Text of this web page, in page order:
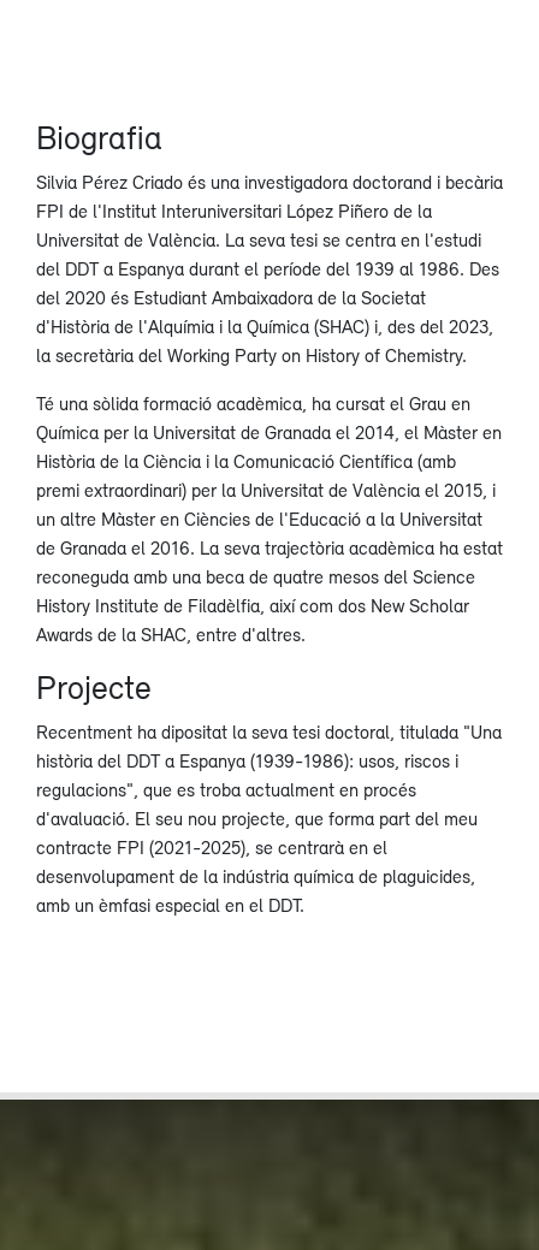
Biografia
Silvia Pérez Criado és una investigadora doctorand i becària
FPI de l'Institut Interuniversitari López Piñero de la
Universitat de València. La seva tesi se centra en l'estudi
del DDT a Espanya durant el període del 1939 al 1986. Des
del 2020 és Estudiant Ambaixadora de la Societat
d'Història de l'Alquímia i la Química (SHAC) i, des del 2023,
la secretària del Working Party on History of Chemistry.
Té una sòlida formació acadèmica, ha cursat el Grau en
Química per la Universitat de Granada el 2014, el Màster en
Història de la Ciència i la Comunicació Científica (amb
premi extraordinari) per la Universitat de València el 2015, i
un altre Màster en Ciències de l'Educació a la Universitat
de Granada el 2016. La seva trajectòria acadèmica ha estat
reconeguda amb una beca de quatre mesos del Science
History Institute de Filadèlfia, així com dos New Scholar
Awards de la SHAC, entre d'altres.
Projecte
Recentment ha dipositat la seva tesi doctoral, titulada "Una
història del DDT a Espanya (1939-1986): usos, riscos i
regulacions", que es troba actualment en procés
d'avaluació. El seu nou projecte, que forma part del meu
contracte FPI (2021-2025), se centrarà en el
desenvolupament de la indústria química de plaguicides,
amb un èmfasi especial en el DDT.